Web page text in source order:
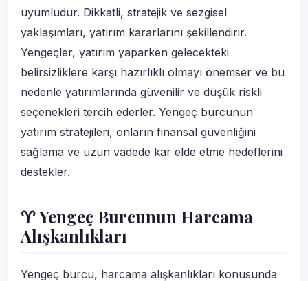
uyumludur. Dikkatli, stratejik ve sezgisel
yaklaşımları, yatırım kararlarını şekillendirir.
Yengeçler, yatırım yaparken gelecekteki
belirsizliklere karşı hazırlıklı olmayı önemser ve bu
nedenle yatırımlarında güvenilir ve düşük riskli
seçenekleri tercih ederler. Yengeç burcunun
yatırım stratejileri, onların finansal güvenliğini
sağlama ve uzun vadede kar elde etme hedeflerini
destekler.
♈ Yengeç Burcunun Harcama
Alışkanlıkları
Yengeç burcu, harcama alışkanlıkları konusunda